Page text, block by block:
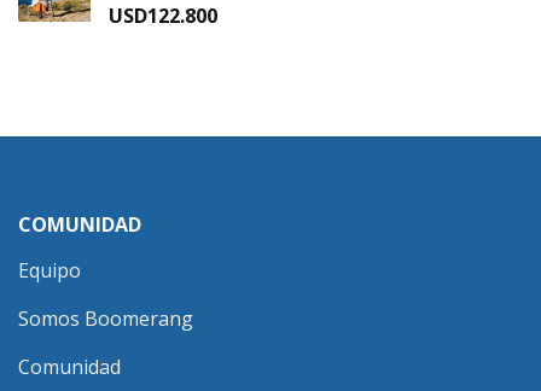
USD122.800
COMUNIDAD
Equipo
Somos Boomerang
Comunidad